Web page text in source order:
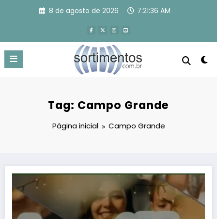
8 de agosto de 2026 7:21:37 AM
Tag: Campo Grande
Página inicial Campo Grande